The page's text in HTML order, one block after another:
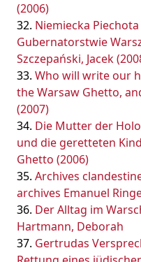
(2006)
Niemiecka
Gubernatorstwie
Szczepański, Jacek
Who will write our
the Warsaw Ghetto,
(2007)
Die Mutter der
und die geretteten
Ghetto (2006)
Archives
archives Emanuel
Der Alltag im
Hartmann, Deborah
Gertrudas